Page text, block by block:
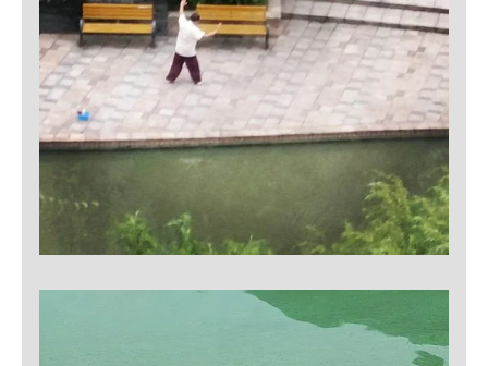
Cookie Laufzeit:
Max. 13 Monate
MARKETING
Marketing Cookies werden von Drittanbietern
verwendet, um personalisierte Werbung anzuzeigen.
Sie tun dies, indem sie Besucher über Websites
hinweg verfolgen.